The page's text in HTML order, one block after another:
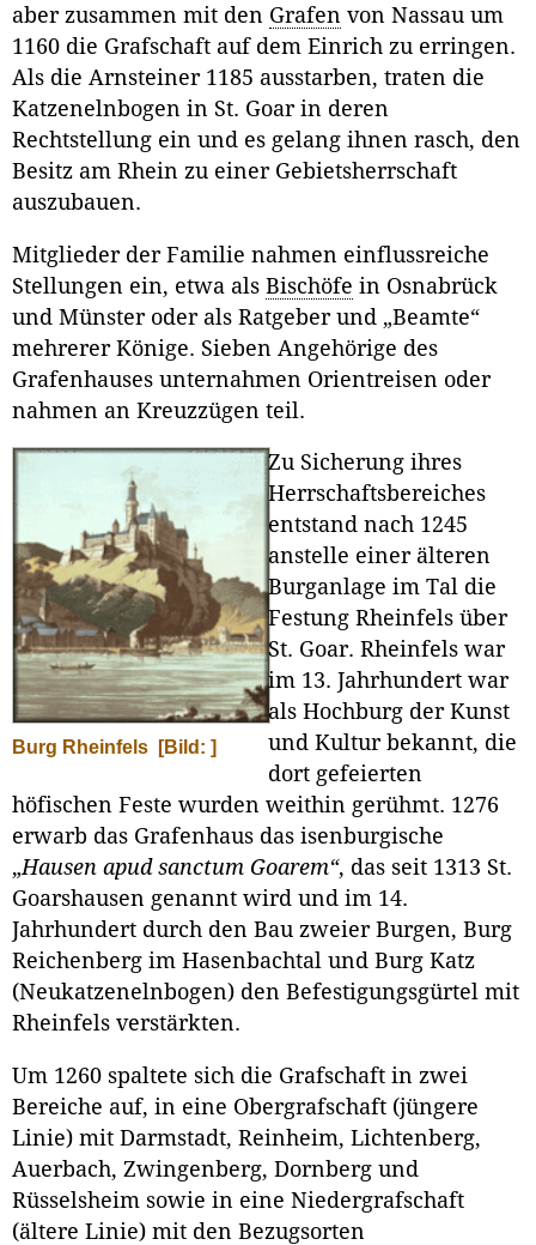
aber zusammen mit den Grafen von Nassau um
1160 die Grafschaft auf dem Einrich zu erringen.
Als die Arnsteiner 1185 ausstarben, traten die
Katzenelnbogen in St. Goar in deren
Rechtstellung ein und es gelang ihnen rasch, den
Besitz am Rhein zu einer Gebietsherrschaft
auszubauen.
Mitglieder der Familie nahmen einflussreiche
Stellungen ein, etwa als Bischöfe in Osnabrück
und Münster oder als Ratgeber und „Beamte“
mehrerer Könige. Sieben Angehörige des
Grafenhauses unternahmen Orientreisen oder
nahmen an Kreuzzügen teil.
Burg Rheinfels [Bild: ]
Zu Sicherung ihres
Herrschaftsbereiches
entstand nach 1245
anstelle einer älteren
Burganlage im Tal die
Festung Rheinfels über
St. Goar. Rheinfels war
im 13. Jahrhundert war
als Hochburg der Kunst
und Kultur bekannt, die
dort gefeierten
höfischen Feste wurden weithin gerühmt. 1276
erwarb das Grafenhaus das isenburgische
„Hausen apud sanctum Goarem“, das seit 1313 St.
Goarshausen genannt wird und im 14.
Jahrhundert durch den Bau zweier Burgen, Burg
Reichenberg im Hasenbachtal und Burg Katz
(Neukatzenelnbogen) den Befestigungsgürtel mit
Rheinfels verstärkten.
Um 1260 spaltete sich die Grafschaft in zwei
Bereiche auf, in eine Obergrafschaft (jüngere
Linie) mit Darmstadt, Reinheim, Lichtenberg,
Auerbach, Zwingenberg, Dornberg und
Rüsselsheim sowie in eine Niedergrafschaft
(ältere Linie) mit den Bezugsorten